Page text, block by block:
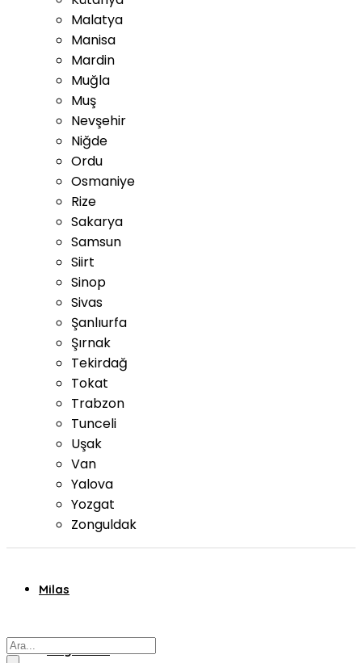
Malatya
Manisa
Mardin
Muğla
Muş
Nevşehir
Niğde
Ordu
Osmaniye
Rize
Sakarya
Samsun
Siirt
Sinop
Sivas
Şanlıurfa
Şırnak
Tekirdağ
Tokat
Trabzon
Tunceli
Uşak
Van
Yalova
Yozgat
Zonguldak
Milas
Muğla’dan